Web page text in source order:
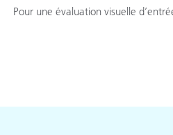
Pour une évaluation visuelle